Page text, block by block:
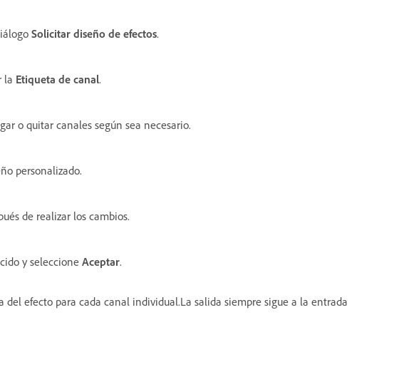
Solicitar diseño de efectos.
la Etiqueta de canal.
o quitar canales según sea necesario.
personalizado.
de realizar los cambios.
y seleccione Aceptar.
efecto para cada canal individual.La salida siempre sigue a la entrada